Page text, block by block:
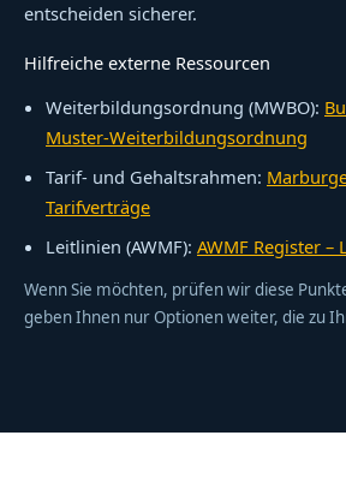
entscheiden sicherer.
Hilfreiche externe Ressourcen
Weiterbildungsordnung (MWBO):
Muster-Weiterbildungsordnung
Tarif- und Gehaltsrahmen:
Tarifverträge
Leitlinien (AWMF): AWMF Register –
Wenn Sie möchten, prüfen wir diese
geben Ihnen nur Optionen weiter, die zu